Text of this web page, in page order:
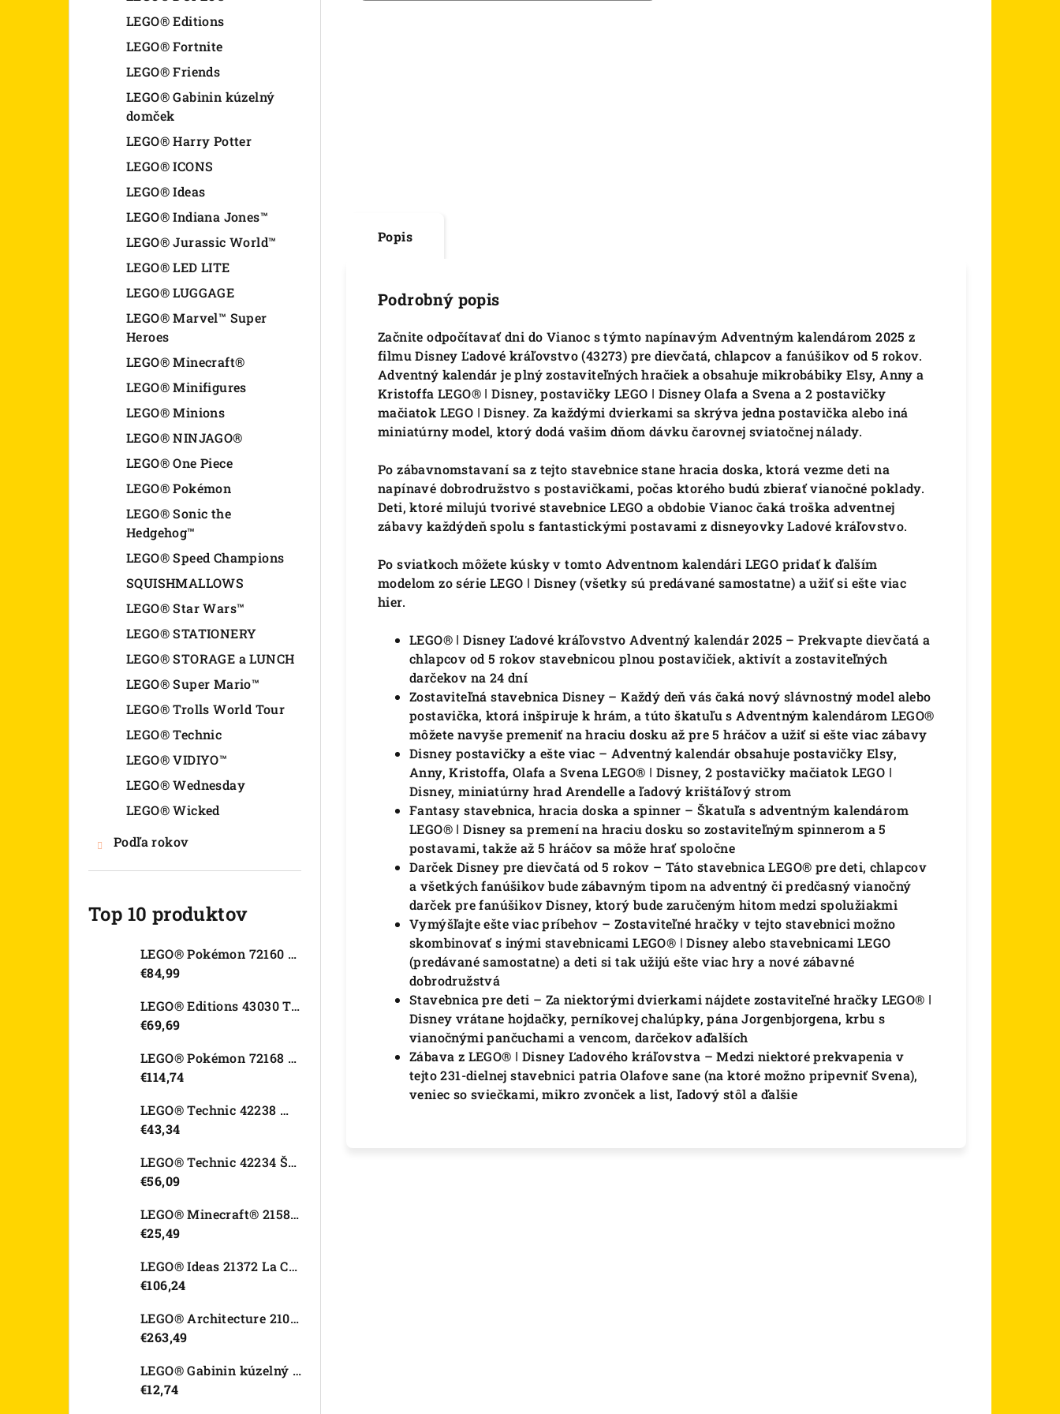
LEGO® Editions
LEGO® Fortnite
LEGO® Friends
LEGO® Gabinin kúzelný
domček
LEGO® Harry Potter
LEGO® ICONS
LEGO® Ideas
LEGO® Indiana Jones™
LEGO® Jurassic World™
LEGO® LED LITE
LEGO® LUGGAGE
LEGO® Marvel™ Super
Heroes
LEGO® Minecraft®
LEGO® Minifigures
LEGO® Minions
LEGO® NINJAGO®
LEGO® One Piece
LEGO® Pokémon
LEGO® Sonic the
Hedgehog™
LEGO® Speed Champions
SQUISHMALLOWS
LEGO® Star Wars™
LEGO® STATIONERY
LEGO® STORAGE a LUNCH
LEGO® Super Mario™
LEGO® Trolls World Tour
LEGO® Technic
LEGO® VIDIYO™
LEGO® Wednesday
LEGO® Wicked
Podľa rokov
Top 10 produktov
LEGO® Pokémon 72160 Arcanine
€84,99
LEGO® Editions 43030 Tajná skrýša Olivie Rodrigo
€69,69
LEGO® Pokémon 72168 Rayquaza
€114,74
LEGO® Technic 42238 Motorka Ducati Desmo450 MX Factory
€43,34
LEGO® Technic 42234 Športové auto Dodge Viper GTS-R
€56,09
LEGO® Minecraft® 21582 Kurací džokej
€25,49
LEGO® Ideas 21372 La Catrina
€106,24
LEGO® Architecture 21067 Tower Bridge
€263,49
LEGO® Gabinin kúzelný domček 11212 Záhradný domček Víly mačičky
€12,74
Popis
Podrobný popis
Začnite odpočítavať dni do Vianoc s týmto napínavým Adventným kalendárom 2025 z
filmu Disney Ľadové kráľovstvo (43273) pre dievčatá, chlapcov a fanúšikov od 5 rokov.
Adventný kalendár je plný zostaviteľných hračiek a obsahuje mikrobábiky Elsy, Anny a
Kristoffa LEGO® ǀ Disney, postavičky LEGO ǀ Disney Olafa a Svena a 2 postavičky
mačiatok LEGO ǀ Disney. Za každými dvierkami sa skrýva jedna postavička alebo iná
miniatúrny model, ktorý dodá vašim dňom dávku čarovnej sviatočnej nálady.
Po zábavnomstavaní sa z tejto stavebnice stane hracia doska, ktorá vezme deti na
napínavé dobrodružstvo s postavičkami, počas ktorého budú zbierať vianočné poklady.
Deti, ktoré milujú tvorivé stavebnice LEGO a obdobie Vianoc čaká troška adventnej
zábavy každýdeň spolu s fantastickými postavami z disneyovky Ladové kráľovstvo.
Po sviatkoch môžete kúsky v tomto Adventnom kalendári LEGO pridať k ďalším
modelom zo série LEGO ǀ Disney (všetky sú predávané samostatne) a užiť si ešte viac
hier.
LEGO® ǀ Disney Ľadové kráľovstvo Adventný kalendár 2025 – Prekvapte dievčatá a
chlapcov od 5 rokov stavebnicou plnou postavičiek, aktivít a zostaviteľných
darčekov na 24 dní
Zostaviteľná stavebnica Disney – Každý deň vás čaká nový slávnostný model alebo
postavička, ktorá inšpiruje k hrám, a túto škatuľu s Adventným kalendárom LEGO®
môžete navyše premeniť na hraciu dosku až pre 5 hráčov a užiť si ešte viac zábavy
Disney postavičky a ešte viac – Adventný kalendár obsahuje postavičky Elsy,
Anny, Kristoffa, Olafa a Svena LEGO® ǀ Disney, 2 postavičky mačiatok LEGO ǀ
Disney, miniatúrny hrad Arendelle a ľadový krištáľový strom
Fantasy stavebnica, hracia doska a spinner – Škatuľa s adventným kalendárom
LEGO® ǀ Disney sa premení na hraciu dosku so zostaviteľným spinnerom a 5
postavami, takže až 5 hráčov sa môže hrať spoločne
Darček Disney pre dievčatá od 5 rokov – Táto stavebnica LEGO® pre deti, chlapcov
a všetkých fanúšikov bude zábavným tipom na adventný či predčasný vianočný
darček pre fanúšikov Disney, ktorý bude zaručeným hitom medzi spolužiakmi
Vymýšľajte ešte viac príbehov – Zostaviteľné hračky v tejto stavebnici možno
skombinovať s inými stavebnicami LEGO® ǀ Disney alebo stavebnicami LEGO
(predávané samostatne) a deti si tak užijú ešte viac hry a nové zábavné
dobrodružstvá
Stavebnica pre deti – Za niektorými dvierkami nájdete zostaviteľné hračky LEGO® ǀ
Disney vrátane hojdačky, perníkovej chalúpky, pána Jorgenbjorgena, krbu s
vianočnými pančuchami a vencom, darčekov aďalších
Zábava z LEGO® ǀ Disney Ľadového kráľovstva – Medzi niektoré prekvapenia v
tejto 231-dielnej stavebnici patria Olafove sane (na ktoré možno pripevniť Svena),
veniec so sviečkami, mikro zvonček a list, ľadový stôl a ďalšie